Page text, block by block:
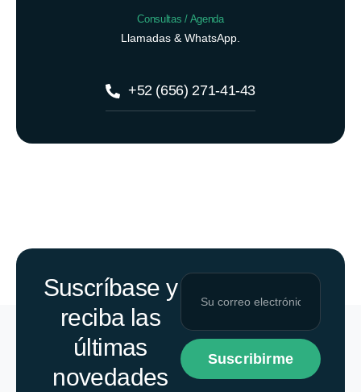
Consultas / Agenda
Llamadas & WhatsApp.
+52 (656) 271-41-43
Suscríbase y
reciba las
últimas
novedades
Suscribirme